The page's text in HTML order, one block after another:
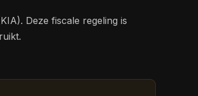
Deze fiscale regeling is